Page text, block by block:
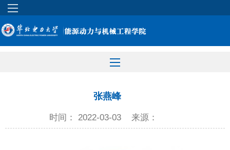
张燕峰
时间： 2022-03-03 来源：